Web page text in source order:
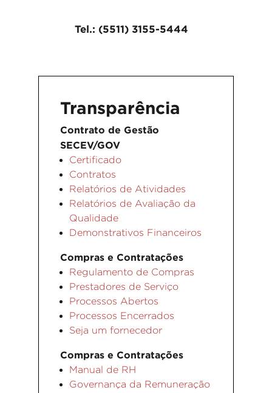
Tel.: (5511) 3155-5444
Transparência
Contrato de Gestão
SECEV/GOV
Certificado
Contratos
Relatórios de Atividades
Relatórios de Avaliação da
Qualidade
Demonstrativos Financeiros
Compras e Contratações
Regulamento de Compras
Prestadores de Serviço
Processos Abertos
Processos Encerrados
Seja um fornecedor
Compras e Contratações
Manual de RH
Governança da Remuneração